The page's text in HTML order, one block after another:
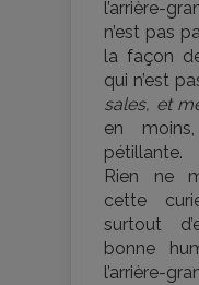
l’arrière-
n’est pas
la façon
qui n’est
sales, et
en
pétillante.
Rien ne
cette
surtout
bonne
l’arrière-